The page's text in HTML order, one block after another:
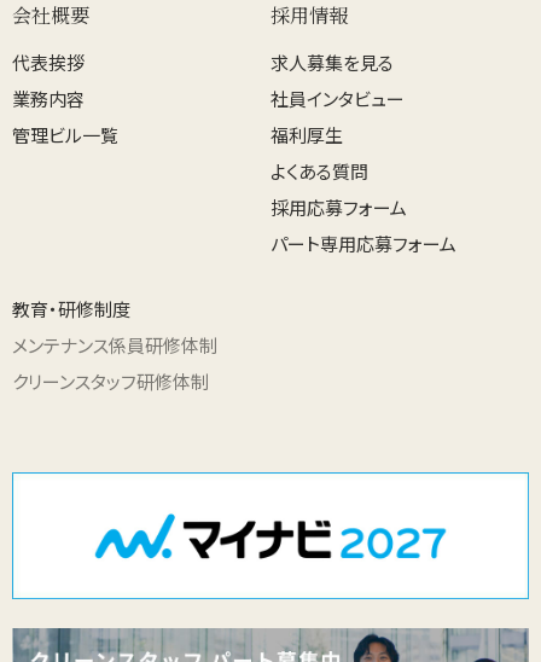
会社概要
代表挨拶
業務内容
管理ビル一覧
採用情報
求人募集を見る
社員インタビュー
福利厚生
よくある質問
採用応募フォーム
パート専用応募フォーム
教育・研修制度
メンテナンス係員研修体制
クリーンスタッフ研修体制